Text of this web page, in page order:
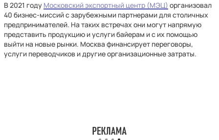
В 2021 году Московский экспортный центр (МЭЦ) организовал
40 бизнес-миссий с зарубежными партнерами для столичных
предпринимателей. На таких встречах они могут напрямую
представить продукцию и услуги байерам и с их помощью
выйти на новые рынки. Москва финансирует переговоры,
услуги переводчиков и другие организационные затраты.